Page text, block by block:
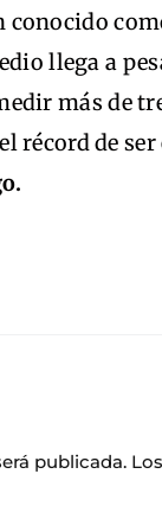
conocido
llega a
más de
récord de ser
publicada.